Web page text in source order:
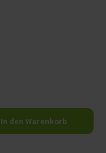
die Schaltflächen um die
In den Warenkorb